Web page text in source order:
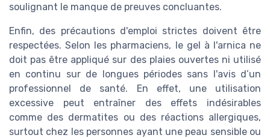
soulignant le manque de preuves concluantes.
Enfin, des précautions d'emploi strictes doivent être
respectées. Selon les pharmaciens, le gel à l'arnica ne
doit pas être appliqué sur des plaies ouvertes ni utilisé
en continu sur de longues périodes sans l'avis d’un
professionnel de santé. En effet, une utilisation
excessive peut entraîner des effets indésirables
comme des dermatites ou des réactions allergiques,
surtout chez les personnes ayant une peau sensible ou